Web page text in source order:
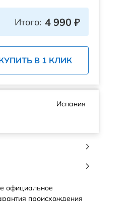
Итого: 4 990 ₽
В 1 КЛИК
Испания
официальное
происхождения